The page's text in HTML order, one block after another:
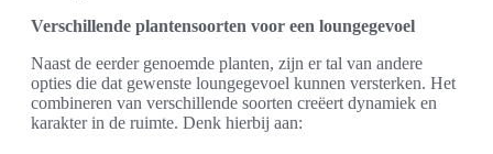
Verschillende plantensoorten voor een loungegevoel
Naast de eerder genoemde planten, zijn er tal van andere
opties die dat gewenste loungegevoel kunnen versterken. Het
combineren van verschillende soorten creëert dynamiek en
karakter in de ruimte. Denk hierbij aan: